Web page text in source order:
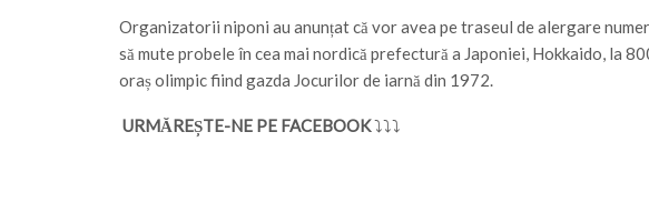
Organizatorii niponi au anunțat că vor avea pe traseul de alergare
să mute probele în cea mai nordică prefectură a Japoniei, Hokkaido, la
oraș olimpic fiind gazda Jocurilor de iarnă din 1972.
URMĂREȘTE-NE PE FACEBOOK⤵⤵⤵